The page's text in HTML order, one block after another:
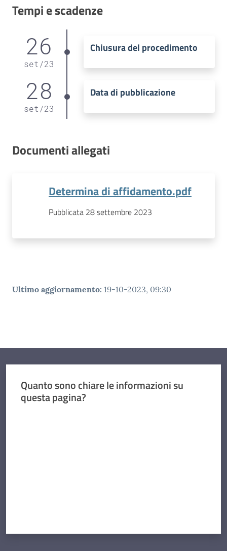
Tempi e scadenze
26
set /23
Chiusura del procedimento
28
set /23
Data di pubblicazione
Documenti allegati
Determina di affidamento.pdf
Pubblicata 28 settembre 2023
Ultimo aggiornamento: 19-10-2023, 09:30
Quanto sono chiare le informazioni su
questa pagina?